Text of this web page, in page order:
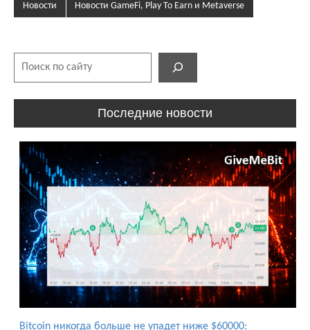
Новости Новости GameFi, Play To Earn и Metaverse
Последние новости
Bitcoin никогда больше не упадет ниже $60000: